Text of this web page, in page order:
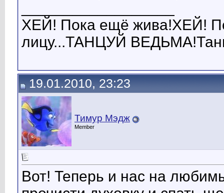
ХЕЙ! Пока ещё жива!ХЕЙ!
лицу...ТАНЦУЙ
19.01.2010, 23:23
Тимур Мэдж
Member
Вот! Теперь и нас на